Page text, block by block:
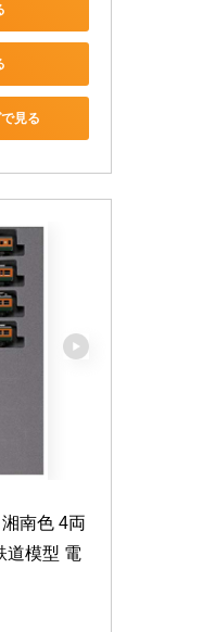
見る
南色 4両
道模型 電